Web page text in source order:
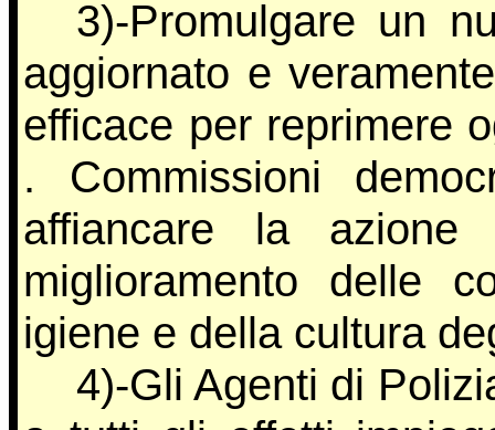
3)-Promulgare un
aggiornato e
efficace per reprimere
. Commissioni
affiancare la
miglioramento delle
igiene e della cultura
4)-Gli Agenti di